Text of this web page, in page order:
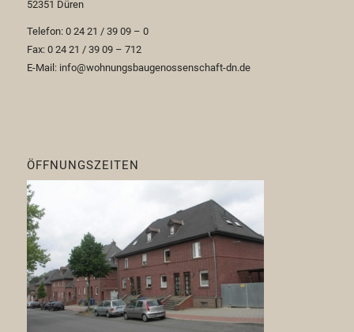
52351 Düren
Telefon: 0 24 21 / 39 09 – 0
Fax: 0 24 21 / 39 09 – 712
E-Mail: info@wohnungsbaugenossenschaft-dn.de
ÖFFNUNGSZEITEN